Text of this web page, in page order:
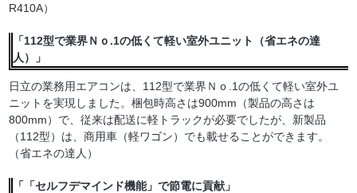
R410A）
「112型で業界Ｎｏ.1の低くて軽い室外ユニット（省エネの達
人）」
日立の業務用エアコンは、112型で業界Ｎｏ.1の低くて軽い室外ユ
ニットを実現しました。梱包時高さは900mm（製品の高さは
800mm）で、従来は配送に軽トラックが必要でしたが、新製品
（112型）は、商用車（軽ワゴン）でも載せることができます。
（省エネの達人）
「「セルフデマインド機能」で節電に貢献」